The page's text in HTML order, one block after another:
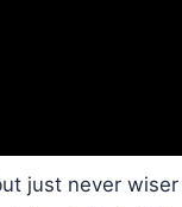
just never wiser